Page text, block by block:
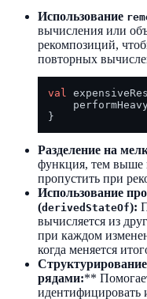
Использование
вычисления или
рекомпозиций,
повторных
val
Разделение на
функция, тем выше
пропустить при
Использование
(derivedStateOf):
вычисляется из
при каждом
когда меняется
рядами:**
идентифицировать